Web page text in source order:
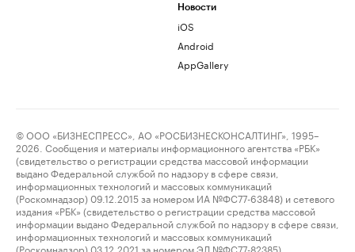
Новости
iOS
Android
AppGallery
© ООО «БИЗНЕСПРЕСС», АО «РОСБИЗНЕСКОНСАЛТИНГ», 1995–
2026. Сообщения и материалы информационного агентства «РБК»
(свидетельство о регистрации средства массовой информации
выдано Федеральной службой по надзору в сфере связи,
информационных технологий и массовых коммуникаций
(Роскомнадзор) 09.12.2015 за номером ИА №ФС77-63848) и сетевого
издания «РБК» (свидетельство о регистрации средства массовой
информации выдано Федеральной службой по надзору в сфере связи,
информационных технологий и массовых коммуникаций
(Роскомнадзор) 03.12.2021 за номером ЭЛ №ФС77-82385)